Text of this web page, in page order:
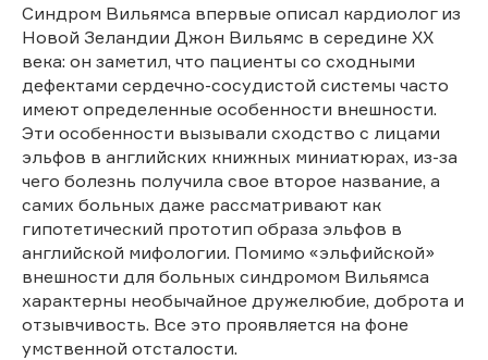
Синдром Вильямса впервые описал кардиолог из
Новой Зеландии Джон Вильямс в середине XX
века: он заметил, что пациенты со сходными
дефектами сердечно-сосудистой системы часто
имеют определенные особенности внешности.
Эти особенности вызывали сходство с лицами
эльфов в английских книжных миниатюрах, из-за
чего болезнь получила свое второе название, а
самих больных даже рассматривают как
гипотетический прототип образа эльфов в
английской мифологии. Помимо «эльфийской»
внешности для больных синдромом Вильямса
характерны необычайное дружелюбие, доброта и
отзывчивость. Все это проявляется на фоне
умственной отсталости.